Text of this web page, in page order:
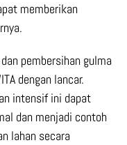
memberikan
pembersihan gulma
dengan lancar.
intensif ini dapat
dan menjadi contoh
lahan secara